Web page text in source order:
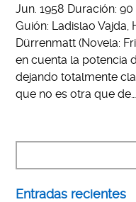
Jun. 1958 Duración:
Guión: Ladislao Vajda,
Dürrenmatt (Novela:
en cuenta la potencia
dejando totalmente
que no es otra que de…
Entradas recientes